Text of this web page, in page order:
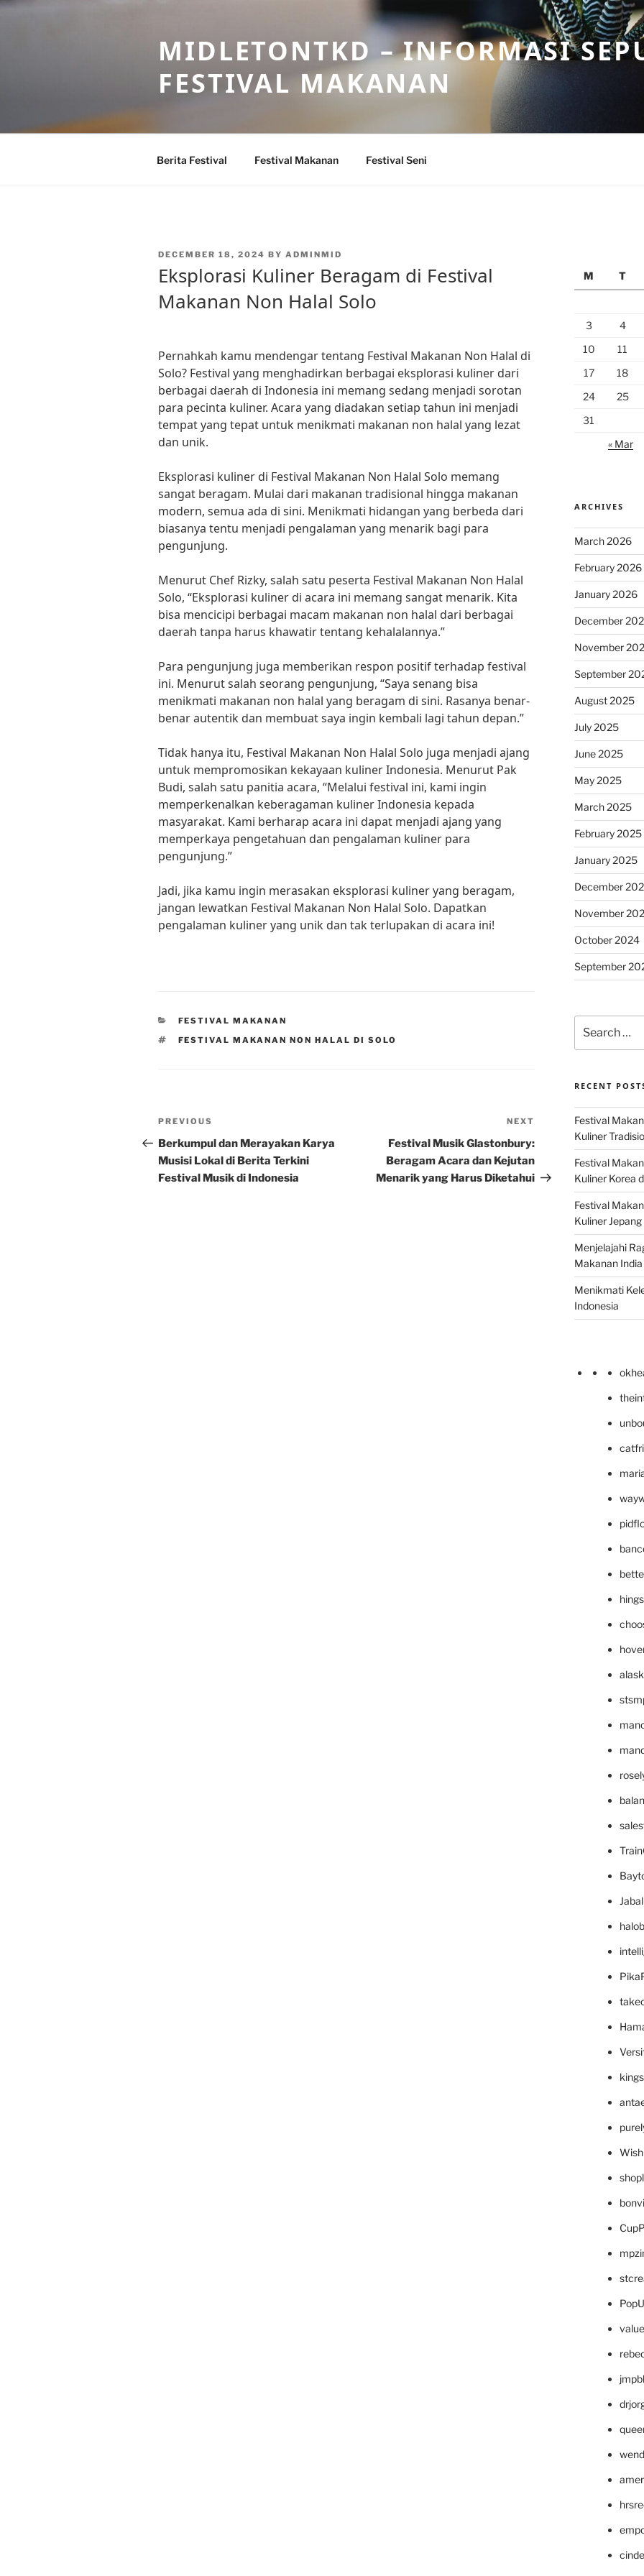
Skip
MIDLETONTKD – INFORMASI
FESTIVAL MAKANAN
Berita Festival Festival Makanan Festival Seni
POSTED
DECEMBER 18, 2024 BY ADMINMID
Eksplorasi Kuliner Beragam di Festival
Makanan Non Halal Solo
Pernahkah kamu mendengar tentang Festival Makanan Non Halal di
Solo? Festival yang menghadirkan berbagai eksplorasi kuliner dari
berbagai daerah di Indonesia ini memang sedang menjadi sorotan
para pecinta kuliner. Acara yang diadakan setiap tahun ini menjadi
tempat yang tepat untuk menikmati makanan non halal yang lezat
dan unik.
Eksplorasi kuliner di Festival Makanan Non Halal Solo memang
sangat beragam. Mulai dari makanan tradisional hingga makanan
modern, semua ada di sini. Menikmati hidangan yang berbeda dari
biasanya tentu menjadi pengalaman yang menarik bagi para
pengunjung.
Menurut Chef Rizky, salah satu peserta Festival Makanan Non Halal
Solo, “Eksplorasi kuliner di acara ini memang sangat menarik. Kita
bisa mencicipi berbagai macam makanan non halal dari berbagai
daerah tanpa harus khawatir tentang kehalalannya.”
Para pengunjung juga memberikan respon positif terhadap festival
ini. Menurut salah seorang pengunjung, “Saya senang bisa
menikmati makanan non halal yang beragam di sini. Rasanya benar-
benar autentik dan membuat saya ingin kembali lagi tahun depan.”
Tidak hanya itu, Festival Makanan Non Halal Solo juga menjadi ajang
untuk mempromosikan kekayaan kuliner Indonesia. Menurut Pak
Budi, salah satu panitia acara, “Melalui festival ini, kami ingin
memperkenalkan keberagaman kuliner Indonesia kepada
masyarakat. Kami berharap acara ini dapat menjadi ajang yang
memperkaya pengetahuan dan pengalaman kuliner para
pengunjung.”
Jadi, jika kamu ingin merasakan eksplorasi kuliner yang beragam,
jangan lewatkan Festival Makanan Non Halal Solo. Dapatkan
pengalaman kuliner yang unik dan tak terlupakan di acara ini!
CATEGORIES
FESTIVAL MAKANAN
TAGS
FESTIVAL MAKANAN NON HALAL DI SOLO
Post
navigation
Previous
Post
PREVIOUS
Berkumpul dan Merayakan Karya
Musisi Lokal di Berita Terkini
Festival Musik di Indonesia
Post
NEXT
Festival Musik Glastonbury:
Beragam Acara dan Kejutan
Menarik yang Harus Diketahui
M
T
3
4
10
11
17
18
24
25
31
« Mar
ARCHIVES
March 2026
February 2026
January 2026
December
November
September
August 2025
July 2025
June 2025
May 2025
March 2025
February 2025
January 2025
December
November
October 2024
September
for:
RECENT
Festival
Kuliner
Festival
Kuliner Korea
Festival
Kuliner
Menjelajahi
Makanan
Menikmati
Indonesia